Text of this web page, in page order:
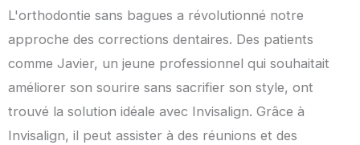
L'orthodontie sans bagues a révolutionné notre
approche des corrections dentaires. Des patients
comme Javier, un jeune professionnel qui souhaitait
améliorer son sourire sans sacrifier son style, ont
trouvé la solution idéale avec Invisalign. Grâce à
Invisalign, il peut assister à des réunions et des